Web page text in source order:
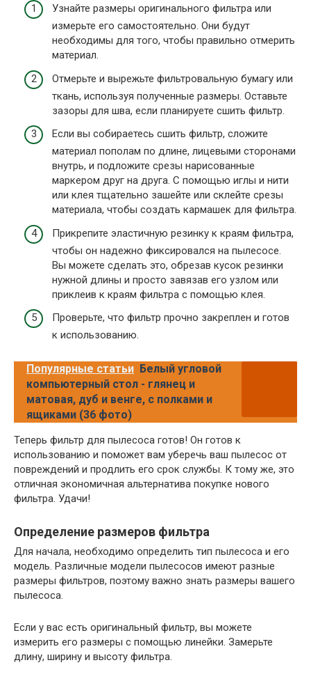
Узнайте размеры оригинального фильтра или
измерьте его самостоятельно. Они будут
необходимы для того, чтобы правильно отмерить
материал.
Отмерьте и вырежьте фильтровальную бумагу или
ткань, используя полученные размеры. Оставьте
зазоры для шва, если планируете сшить фильтр.
Если вы собираетесь сшить фильтр, сложите
материал пополам по длине, лицевыми сторонами
внутрь, и подложите срезы нарисованные
маркером друг на друга. С помощью иглы и нити
или клея тщательно зашейте или склейте срезы
материала, чтобы создать кармашек для фильтра.
Прикрепите эластичную резинку к краям фильтра,
чтобы он надежно фиксировался на пылесосе.
Вы можете сделать это, обрезав кусок резинки
нужной длины и просто завязав его узлом или
приклеив к краям фильтра с помощью клея.
Проверьте, что фильтр прочно закреплен и готов
к использованию.
Популярные статьи Белый угловой
компьютерный стол - глянец и
матовая, дуб и венге, с полками и
ящиками (36 фото)
Теперь фильтр для пылесоса готов! Он готов к
использованию и поможет вам уберечь ваш пылесос от
повреждений и продлить его срок службы. К тому же, это
отличная экономичная альтернатива покупке нового
фильтра. Удачи!
Определение размеров фильтра
Для начала, необходимо определить тип пылесоса и его
модель. Различные модели пылесосов имеют разные
размеры фильтров, поэтому важно знать размеры вашего
пылесоса.
Если у вас есть оригинальный фильтр, вы можете
измерить его размеры с помощью линейки. Замерьте
длину, ширину и высоту фильтра.